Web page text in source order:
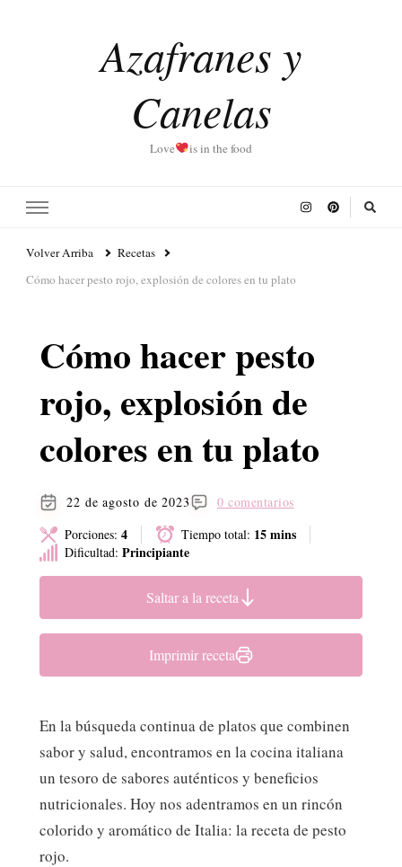
Azafranes y
Canelas
Love is in the food
Volver Arriba
Recetas
Cómo hacer pesto rojo, explosión de colores en tu plato
Cómo hacer pesto
rojo, explosión de
colores en tu plato
22 de agosto de 2023
0 comentarios
Porciones: 4 Tiempo total: 15 mins
Dificultad: Principiante
Saltar a la receta
Imprimir receta
En la búsqueda continua de platos que combinen
sabor y salud, encontramos en la cocina italiana
un tesoro de sabores auténticos y beneficios
nutricionales. Hoy nos adentramos en un rincón
colorido y aromático de Italia: la receta de pesto
rojo.